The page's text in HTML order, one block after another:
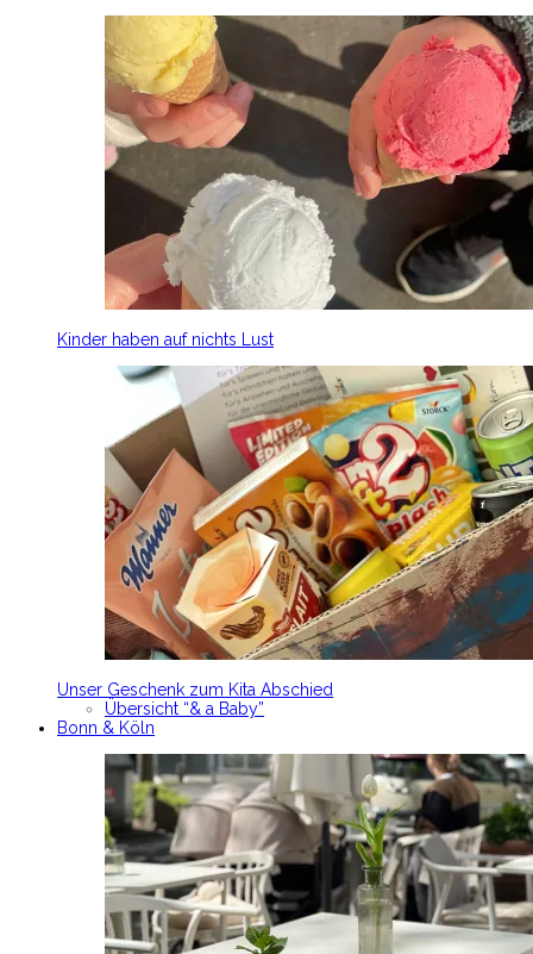
Kinder haben auf nichts Lust
Unser Geschenk zum Kita Abschied
Übersicht “& a Baby”
Bonn & Köln